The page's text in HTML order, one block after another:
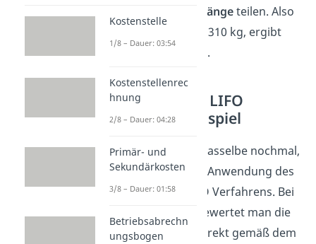
gesamten Abgängeteilen. Also
670€ geteilt durch 310 kg, ergibt
ungefähr
.
Permanentes LIFO
Verfahren Beispiel
Jetzt machen wir dasselbe nochmal,
nur diesmal unter Anwendung des
permanenten
LIFO Verfahrens. Bei
dieser Methode bewertet man die
Abgänge immer direkt gemäß dem
Kostenstelle
1/8 – Dauer: 03:54
Kostenstellenrec
hnung
2/8 – Dauer: 04:28
Primär- und
Sekundärkosten
3/8 – Dauer: 01:58
Betriebsabrechn
ungsbogen